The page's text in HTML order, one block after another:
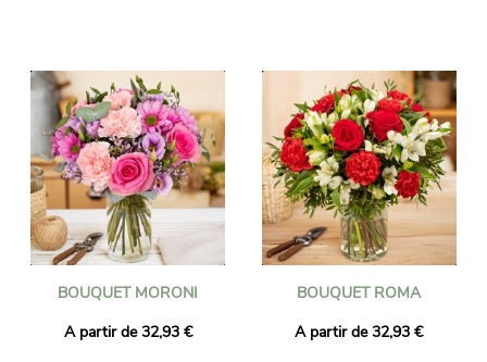
BOUQUET MORONI
A partir de 32,93 €
BOUQUET ROMA
A partir de 32,93 €